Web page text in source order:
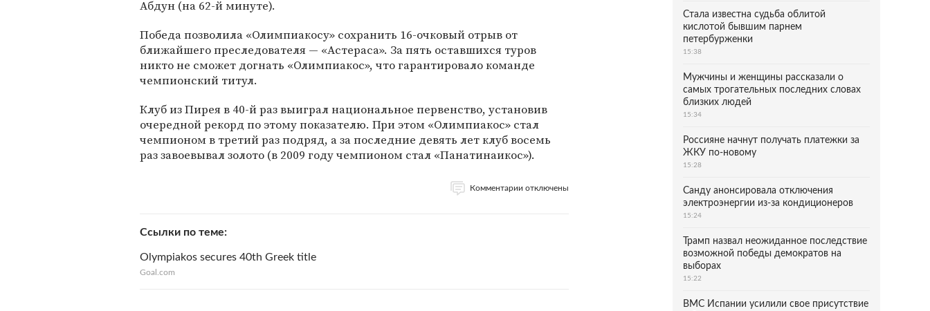
Абдун (на 62-й минуте).
Победа позволила «Олимпиакосу» сохранить 16-очковый отрыв от
ближайшего преследователя — «Астераса». За пять оставшихся туров
никто не сможет догнать «Олимпиакос», что гарантировало команде
чемпионский титул.
Клуб из Пирея в 40-й раз выиграл национальное первенство, установив
очередной рекорд по этому показателю. При этом «Олимпиакос» стал
чемпионом в третий раз подряд, а за последние девять лет клуб восемь
раз завоевывал золото (в 2009 году чемпионом стал «Панатинаикос»).
Комментарии отключены
Ссылки по теме
Olympiakos secures 40th Greek title
Goal.com
Стала известна судьба облитой
кислотой бывшим парнем
петербурженки
15:38
Мужчины и женщины рассказали о
самых трогательных последних словах
близких людей
15:34
Россияне начнут получать платежки за
ЖКУ по-новому
15:28
Санду анонсировала отключения
электроэнергии из-за кондиционеров
15:24
Трамп назвал неожиданное последствие
возможной победы демократов на
выборах
15:22
ВМС Испании усилили свое присутствие